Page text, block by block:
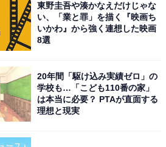
東野圭吾や湊かなえだけじゃな
い、「業と罪」を描く『映画ち
いかわ』から強く連想した映画
8選
20年間「駆け込み実績ゼロ」の
学校も…「こども110番の家」
は本当に必要？ PTAが直面する
理想と現実